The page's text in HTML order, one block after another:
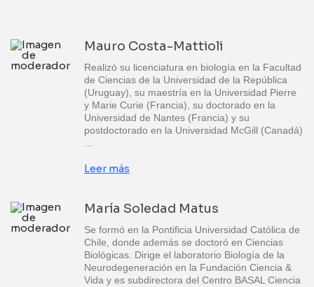
Mauro Costa-Mattioli
Realizó su licenciatura en biología en la Facultad
de Ciencias de la Universidad de la República
(Uruguay), su maestría en la Universidad Pierre
y Marie Curie (Francia), su doctorado en la
Universidad de Nantes (Francia) y su
postdoctorado en la Universidad McGill (Canadá)
Leer más
María Soledad Matus
Se formó en la Pontificia Universidad Católica de
Chile, donde además se doctoró en Ciencias
Biológicas. Dirige el laboratorio Biología de la
Neurodegeneración en la Fundación Ciencia &
Vida y es subdirectora del Centro BASAL Ciencia